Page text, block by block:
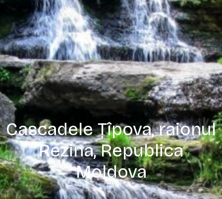
Cascadele Țîpova, raionul
Rezina, Republica
Moldova